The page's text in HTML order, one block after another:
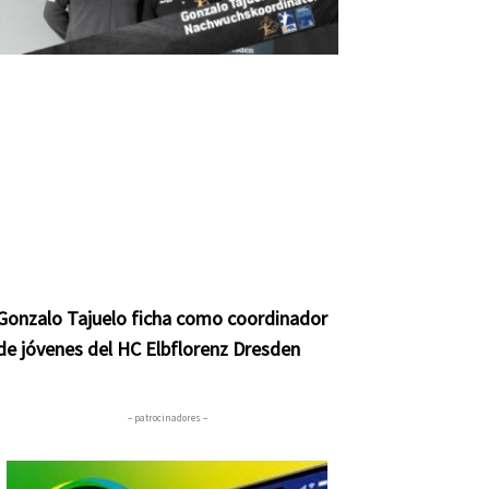
Tajuelo ficha como coordinador
jóvenes del HC Elbflorenz Dresden
– patrocinadores –